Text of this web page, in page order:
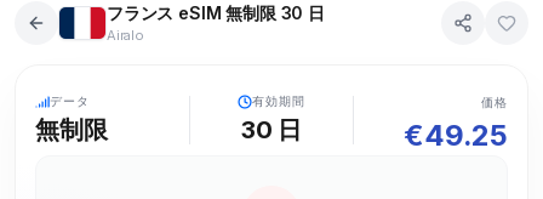
フランス eSIM 無制限 30 日
Airalo
データ
無制限
有効期間
30 日
価格
€49.25